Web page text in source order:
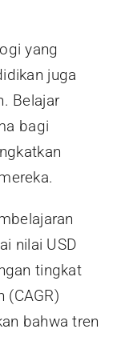
yang
juga
Belajar
bagi
nilai USD
tingkat
(CAGR)
bahwa tren